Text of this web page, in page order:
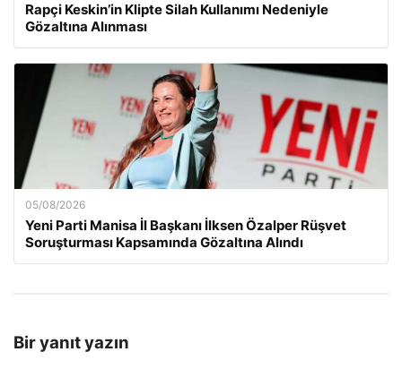
Rapçi Keskin’in Klipte Silah Kullanımı Nedeniyle
Gözaltına Alınması
05/08/2026
Yeni Parti Manisa İl Başkanı İlksen Özalper Rüşvet
Soruşturması Kapsamında Gözaltına Alındı
Bir yanıt yazın